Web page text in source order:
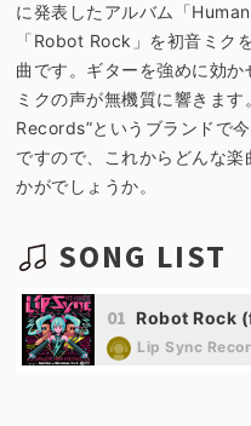
に発表したアルバム「
「Robot Rock」を初音ミク
曲です。ギターを強めに効
ミクの声が無機質に響きま
Records”というブランドで
ですので、これからどんな
かがでしょうか。
SONG LIST
01 Robot Rock
Lip Sync